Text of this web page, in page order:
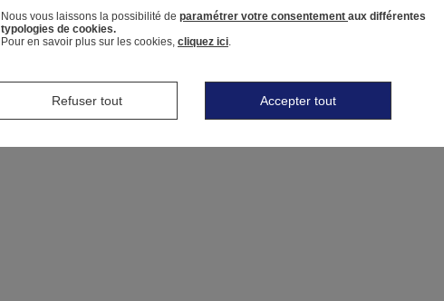
Nous vous laissons la possibilité de paramétrer votre consentement aux différentes
typologies de cookies.
Pour en savoir plus sur les cookies, cliquez ici.
Refuser tout Accepter tout